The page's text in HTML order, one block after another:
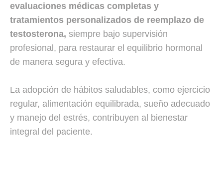
evaluaciones médicas completas y
tratamientos personalizados de reemplazo de
testosterona, siempre bajo supervisión
profesional, para restaurar el equilibrio hormonal
de manera segura y efectiva.
La adopción de hábitos saludables, como ejercicio
regular, alimentación equilibrada, sueño adecuado
y manejo del estrés, contribuyen al bienestar
integral del paciente.